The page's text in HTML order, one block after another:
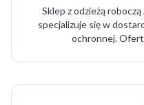
Sklep z odzieżą
specjalizuje się w
ochronnej.